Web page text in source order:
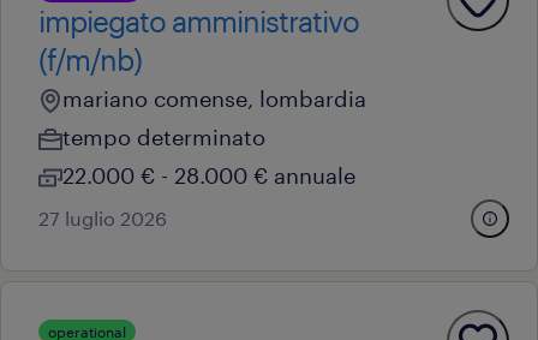
impiegato amministrativo
(f/m/nb)
mariano comense, lombardia
tempo determinato
22.000 € - 28.000 € annuale
27 luglio 2026
operational